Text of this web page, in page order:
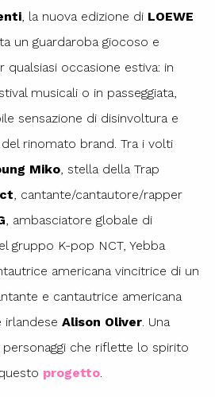
, la nuova edizione di LOEWE
un guardaroba giocoso e
occasione estiva: in
musicali o in passeggiata,
sensazione di disinvoltura e
del rinomato brand. Tra i volti
Miko , stella della Trap
, cantante/cantautore/rapper
, ambasciatore globale di
gruppo K-pop NCT, Yebba
americana vincitrice di un
e cantautrice americana
irlandese Alison Oliver . Una
personaggi che riflette lo spirito
progetto